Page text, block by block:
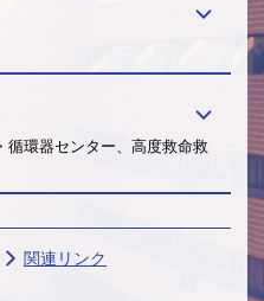
循環器センター、高度救命救
関連リンク